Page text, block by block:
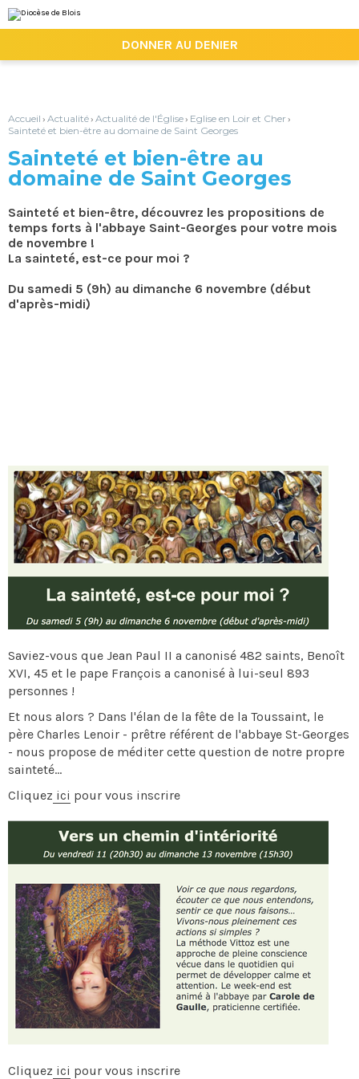
au
contenu.
la
personnels
DONNER AU DENIER
Accueil › Actualité› Actualité de l'Église› Eglise en Loir et Cher›
Sainteté et bien-être au domaine de Saint Georges
Sainteté et bien-être au
domaine de Saint Georges
Sainteté et bien-être, découvrez les propositions de
temps forts à l'abbaye Saint-Georges pour votre mois
de novembre !
La sainteté, est-ce pour moi ?
Du samedi 5 (9h) au dimanche 6 novembre (début
d'après-midi)
Saviez-vous que Jean Paul II a canonisé 482 saints, Benoît
XVI, 45 et le pape François a canonisé à lui-seul 893
personnes !
Et nous alors ? Dans l'élan de la fête de la Toussaint, le
père Charles Lenoir - prêtre référent de l'abbaye St-Georges
- nous propose de méditer cette question de notre propre
sainteté…
Cliquez ici pour vous inscrire
Cliquez ici pour vous inscrire